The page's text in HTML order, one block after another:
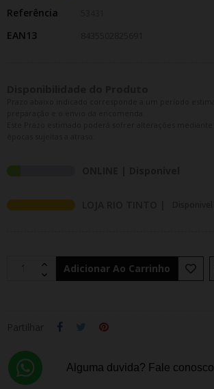
Referência
EAN13
Adicionar Ao Carrinho
Alguma duvida? Fale conosco